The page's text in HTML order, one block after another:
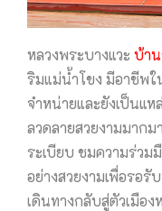
หลวงพระบางแวะ บ้า
ริมแม่น้ำโขง มีอาชีพใ
จำหน่ายและยังเป็นแ
ลวดลายสวยงามมากม
ระเบียบ ชมความร่วม
อย่างสวยงามเพื่อรอรั
เดินทางกลับสู่ตัวเมือง